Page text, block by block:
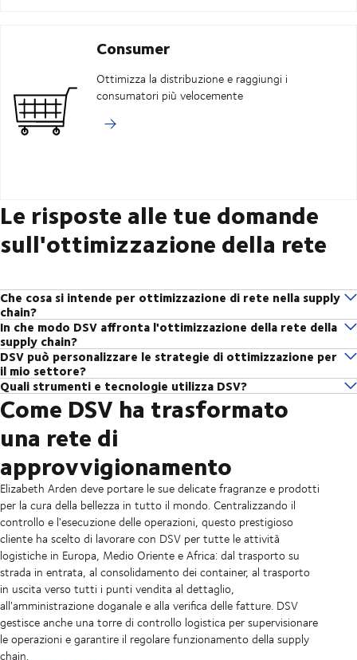
Consumer
Ottimizza la distribuzione e raggiungi i
consumatori più velocemente
Le risposte alle tue domande
sull'ottimizzazione della rete
Che cosa si intende per ottimizzazione di rete nella supply
chain?
L'ottimizzazione della rete nella supply chain implica l'analisi e il
miglioramento della progettazione e del funzionamento della rete della
supply chain per garantire che operi nel modo più efficiente e
conveniente possibile. Questo processo include la valutazione delle
ubicazioni dei fornitori, dei centri di distribuzione e dei magazzini,
nonché del flusso delle merci, dei percorsi di trasporto e dei livelli di
L'obiettivo è trovare il perfetto equilibrio tra soddisfare la domanda dei
clienti, ridurre al minimo i costi e massimizzare le prestazioni.
Utilizzando strumenti quali analisi dei dati, simulazioni e algoritmi
avanzati, DSV può aiutarti a creare una rete di supply chain solida, in
grado di adattarsi ai cambiamenti e di favorire il successo a lungo
termine.
In che modo DSV affronta l'ottimizzazione della rete della
supply chain?
Sappiamo che non esistono due supply chain uguali e iniziamo sempre
analizzando attentamente la supply chain attuale per identificare
inefficienze e opportunità di miglioramento. Ciò comporta l'esame di
aspetti chiave quali i percorsi di trasporto, l'ubicazione dei magazzini, i
livelli di inventario e i processi di evasione degli ordini. Utilizzando
strumenti avanzati come l'analisi dei dati, la modellazione predittiva e il
monitoraggio in tempo reale, sviluppiamo strategie su misura per
semplificare le operazioni, ridurre i costi e migliorare le prestazioni di
consegna.
DSV può personalizzare le strategie di ottimizzazione per
il mio settore?
Assolutamente! DSV vanta una conoscenza approfondita di molti
settori diversi e possiede la portata globale necessaria per creare una
strategia di supply chain in grado di semplificare le tue operazioni. I
nostri esperti uniscono la competenza del settore alla conoscenza del
deve affrontare.
Quali strumenti e tecnologie utilizza DSV?
Disponiamo di una gamma di strumenti in grado di migliorare la supply
chain di tutte le aziende. Dallo strumento MyDSV che fornisce visibilità
su tutte le spedizioni ai nostri servizi avanzati Multi LSP POM SCM che
integrano i dati di altri fornitori in un'unica dashboard. Possiamo
aiutarti, qualsiasi sia la tua esigenza!
Come DSV ha trasformato
una rete di
approvvigionamento
Elizabeth Arden deve portare le sue delicate fragranze e prodotti
per la cura della bellezza in tutto il mondo. Centralizzando il
controllo e l'esecuzione delle operazioni, questo prestigioso
cliente ha scelto di lavorare con DSV per tutte le attività
logistiche in Europa, Medio Oriente e Africa: dal trasporto su
strada in entrata, al consolidamento dei container, al trasporto
in uscita verso tutti i punti vendita al dettaglio,
all'amministrazione doganale e alla verifica delle fatture. DSV
gestisce anche una torre di controllo logistica per supervisionare
le operazioni e garantire il regolare funzionamento della supply
chain.